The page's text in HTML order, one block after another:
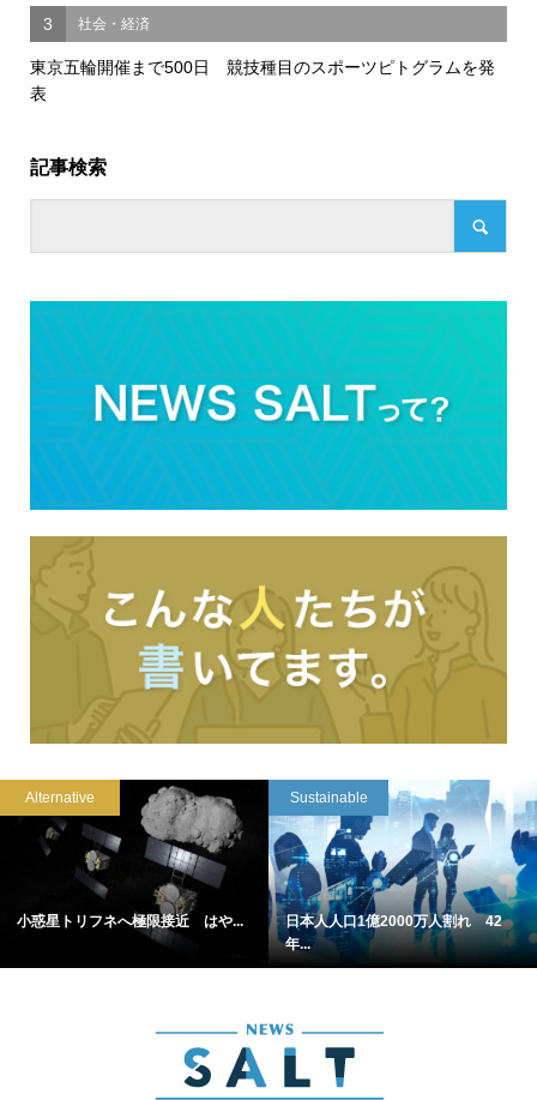
3 社会・経済
東京五輪開催まで500日 競技種目のスポーツピトグラムを発
表
記事検索
Alternative
小惑星トリフネへ極限接近 はや...
Sustainable
日本人人口1億2000万人割れ 42
年...